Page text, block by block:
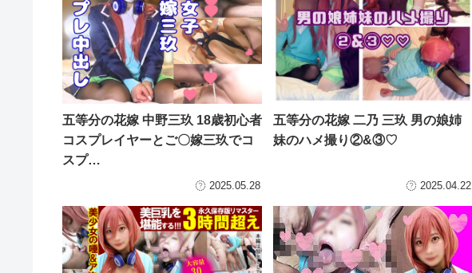
五等分の花嫁 中野三玖 18歳初心者
コスプレイヤーとご〇嫁三玖でコ
スプ…
2025.05.28
五等分の花嫁 二乃 三玖 男の娘姉
妹のハメ撮り②&③♡
2025.04.22